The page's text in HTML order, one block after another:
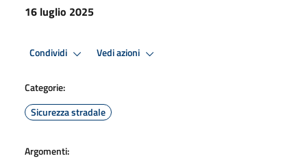
16 luglio 2025
Condividi Vedi azioni
Categorie:
Sicurezza stradale
Argomenti: